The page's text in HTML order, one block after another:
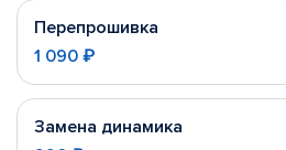
Перепрошивка
1 090 ₽
Замена динамика